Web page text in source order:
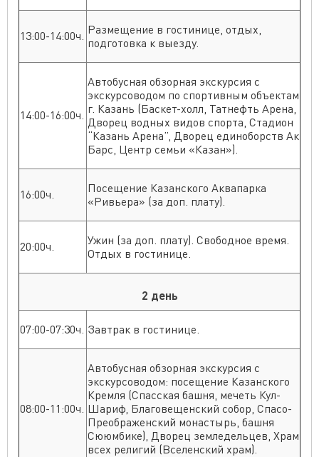
13:00-14:00ч. Размещение в гостинице, отдых,
подготовка к выезду.
14:00-16:00ч.
Автобусная обзорная экскурсия с
экскурсоводом по спортивным объектам
г. Казань (Баскет-холл, Татнефть Арена,
Дворец водных видов спорта, Стадион
“Казань Арена”, Дворец единоборств Ак
Барс, Центр семьи «Казан»).
16:00ч.
Посещение Казанского Аквапарка
«Ривьера» (за доп. плату).
20:00ч.
Ужин (за доп. плату). Свободное время.
Отдых в гостинице.
2 день
07:00-07:30ч. Завтрак в гостинице.
08:00-11:00ч.
Автобусная обзорная экскурсия с
экскурсоводом: посещение Казанского
Кремля (Спасская башня, мечеть Кул-
Шариф, Благовещенский собор, Спасо-
Преображенский монастырь, башня
Сююмбике), Дворец земледельцев, Храм
всех религий (Вселенский храм).